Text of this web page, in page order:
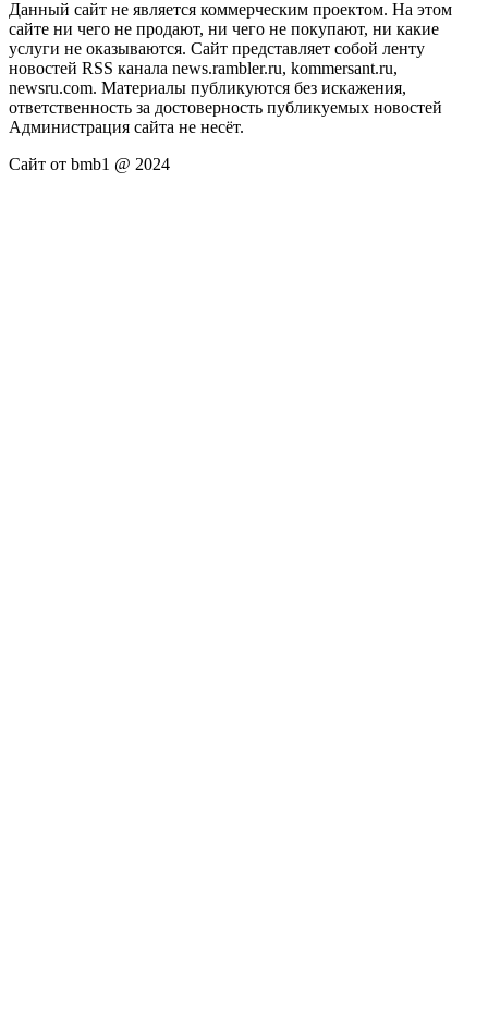
Данный сайт не является коммерческим проектом. На этом
сайте ни чего не продают, ни чего не покупают, ни какие
услуги не оказываются. Сайт представляет собой ленту
новостей RSS канала news.rambler.ru, kommersant.ru,
newsru.com. Материалы публикуются без искажения,
ответственность за достоверность публикуемых новостей
Администрация сайта не несёт.
Сайт от bmb1 @ 2024